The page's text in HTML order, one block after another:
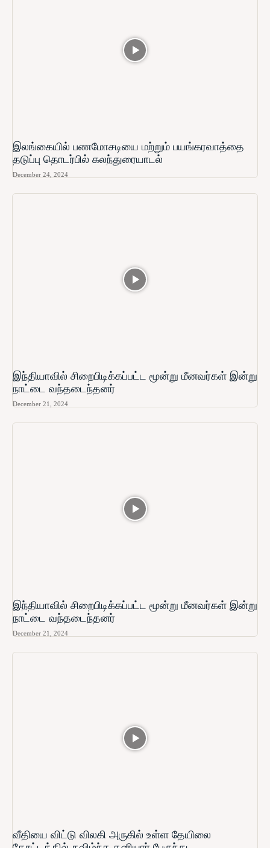
இலங்கையில் பணமோசடியை மற்றும் பயங்கரவாத்தை
தடுப்பு தொடர்பில் கலந்துரையாடல்
December 24, 2024
இந்தியாவில் சிறைபிடிக்கப்பட்ட மூன்று மீனவர்கள் இன்று
நாட்டை வந்தடைந்தனர்
December 21, 2024
இந்தியாவில் சிறைபிடிக்கப்பட்ட மூன்று மீனவர்கள் இன்று
நாட்டை வந்தடைந்தனர்
December 21, 2024
வீதியை விட்டு விலகி அருகில் உள்ள தேயிலை